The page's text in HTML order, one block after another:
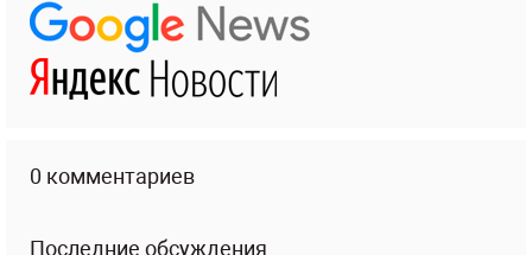
0 комментариев
Последние обсуждения